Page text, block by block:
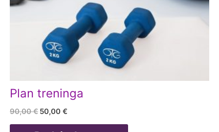
Plan treninga
90,00€ Originalna
cena
je
50,00 €
je: